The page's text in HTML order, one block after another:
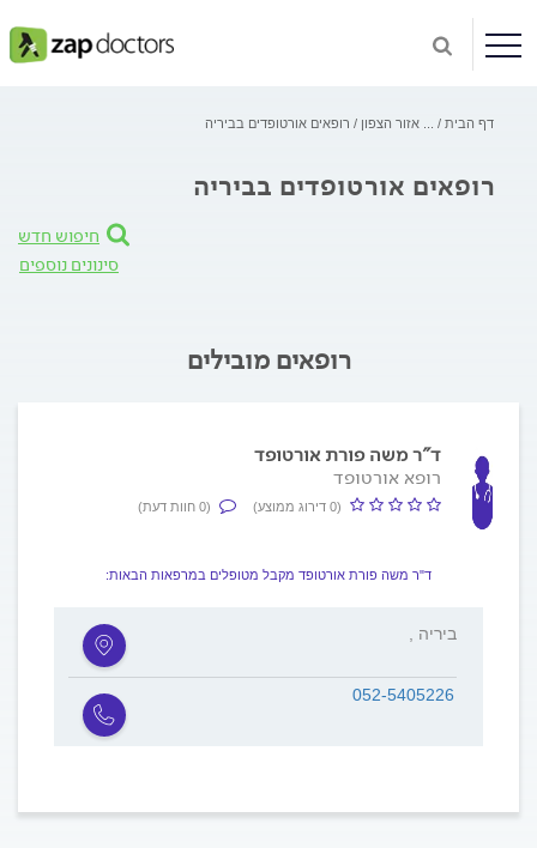
דף הבית אזור הצפון רופאים אורטופדים בביריה
רופאים אורטופדים בביריה
חיפוש חדש
סינונים נוספים
רופאים מובילים
ד"ר משה פורת אורטופד
רופא אורטופד
(0 דירוג ממוצע) (0 חוות דעת)
ד"ר משה פורת אורטופד מקבל מטופלים במרפאות הבאות:
, ביריה
052-5405226